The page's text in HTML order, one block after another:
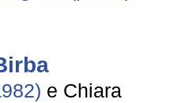
e Chiara